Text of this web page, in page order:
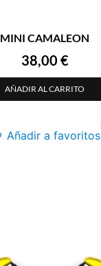
MINI CAMALEON
38,00 €
AÑADIR AL CARRITO
Añadir a favoritos